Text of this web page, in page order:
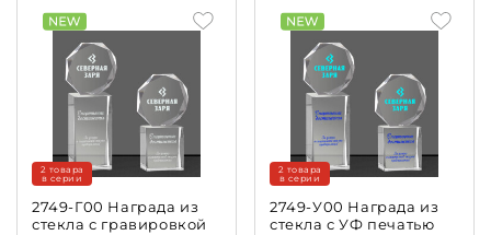
2749-Г00 Награда из
стекла с гравировкой
2 товара
в серии
2749-У00 Награда из
стекла с УФ печатью
2 товара
в серии